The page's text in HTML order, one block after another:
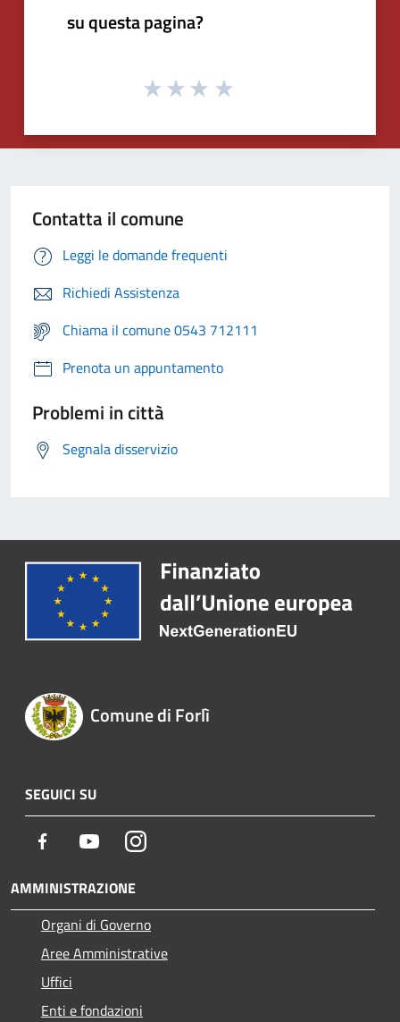
su questa pagina?
Contatta il comune
Leggi le domande frequenti
Richiedi Assistenza
Chiama il comune 0543 712111
Prenota un appuntamento
Problemi in città
Segnala disservizio
Comune di Forlì
SEGUICI SU
Facebook YoutubeInstagram
AMMINISTRAZIONE
Organi di Governo
Aree Amministrative
Uffici
Enti e fondazioni